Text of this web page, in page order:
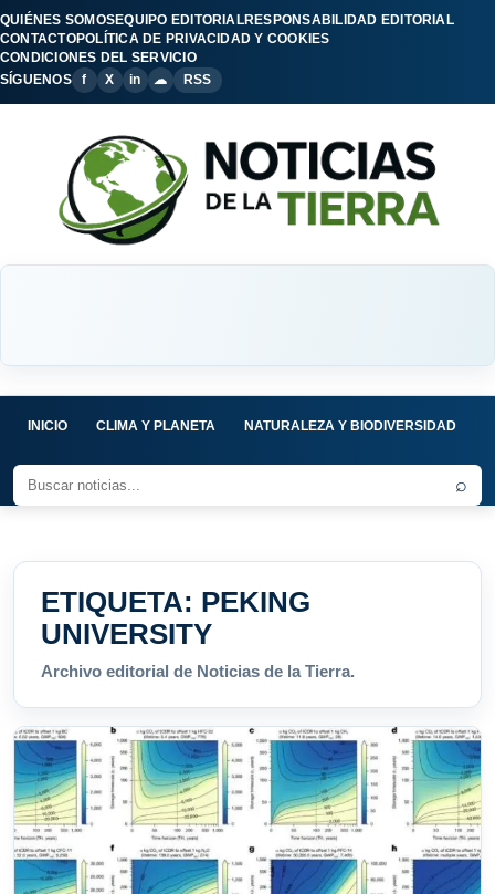
QUIÉNES SOMOSEQUIPO EDITORIALRESPONSABILIDAD EDITORIAL
CONTACTOPOLÍTICA DE PRIVACIDAD Y COOKIES
CONDICIONES DEL SERVICIO
SÍGUENOS
f X in ☁ RSS
INICIO CLIMA Y PLANETA NATURALEZA Y BIODIVERSIDAD
⌕
ETIQUETA: PEKING
UNIVERSITY
Archivo editorial de Noticias de la Tierra.